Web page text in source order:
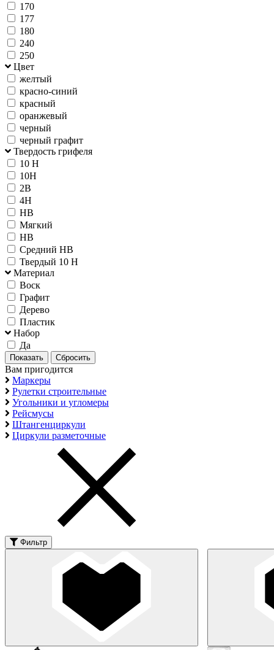
170
177
180
240
250
Цвет
желтый
красно-синий
красный
оранжевый
черный
черный графит
Твердость грифеля
10 H
10H
2B
4H
HB
Мягкий
НВ
Средний HB
Твердый 10 H
Материал
Воск
Графит
Дерево
Пластик
Набор
Да
Вам пригодится
Маркеры
Рулетки строительные
Угольники и угломеры
Рейсмусы
Штангенциркули
Циркули разметочные
Фильтр